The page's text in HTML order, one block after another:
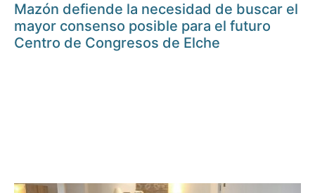
Mazón defiende la necesidad de buscar el
mayor consenso posible para el futuro
Centro de Congresos de Elche